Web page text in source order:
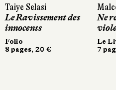
Taiye Selasi
Le Ravissement des
innocents
Folio
8 pages, 20 €
Ne
Le
7